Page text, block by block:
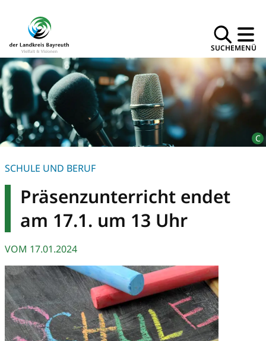
SUCHEMENÜ
SCHULE UND BERUF
Präsenzunterricht endet
am 17.1. um 13 Uhr
VOM 17.01.2024